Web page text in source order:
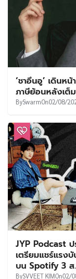
‘ชาอึนอู’ เดินห
ภาษีย้อนหลังเต็
BySwarmOn02/08/
JYP Podcast ป
เตรียมแชร์แรงบั
บน Spotify 3 ส
BySVVEET KIMOn02/